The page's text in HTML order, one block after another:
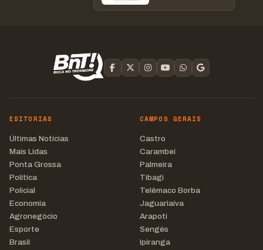
EDITORIAS
Últimas Notícias
Mais Lidas
Ponta Grossa
Política
Policial
Economia
Agronegócio
Esporte
Brasil
CAMPOS GERAIS
Castro
Carambeí
Palmeira
Tibagi
Telêmaco Borba
Jaguariaíva
Arapoti
Sengés
Ipiranga